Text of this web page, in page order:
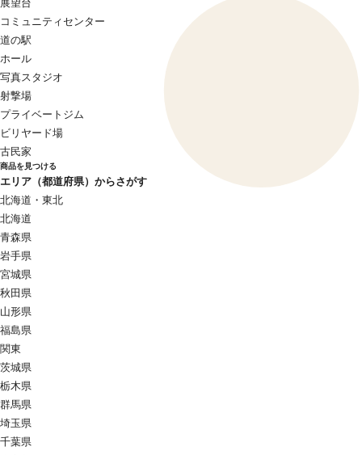
展望台
コミュニティセンター
道の駅
ホール
写真スタジオ
射撃場
プライベートジム
ビリヤード場
古民家
商品を見つける
エリア（都道府県）からさがす
北海道・東北
北海道
青森県
岩手県
宮城県
秋田県
山形県
福島県
関東
茨城県
栃木県
群馬県
埼玉県
千葉県